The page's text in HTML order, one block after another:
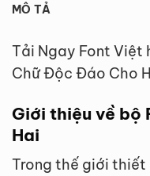
MÔ TẢ
Tải Ngay Font Việt
Chữ Độc Đáo Cho
Giới thiệu về bộ
Hai
Trong thế giới thiết